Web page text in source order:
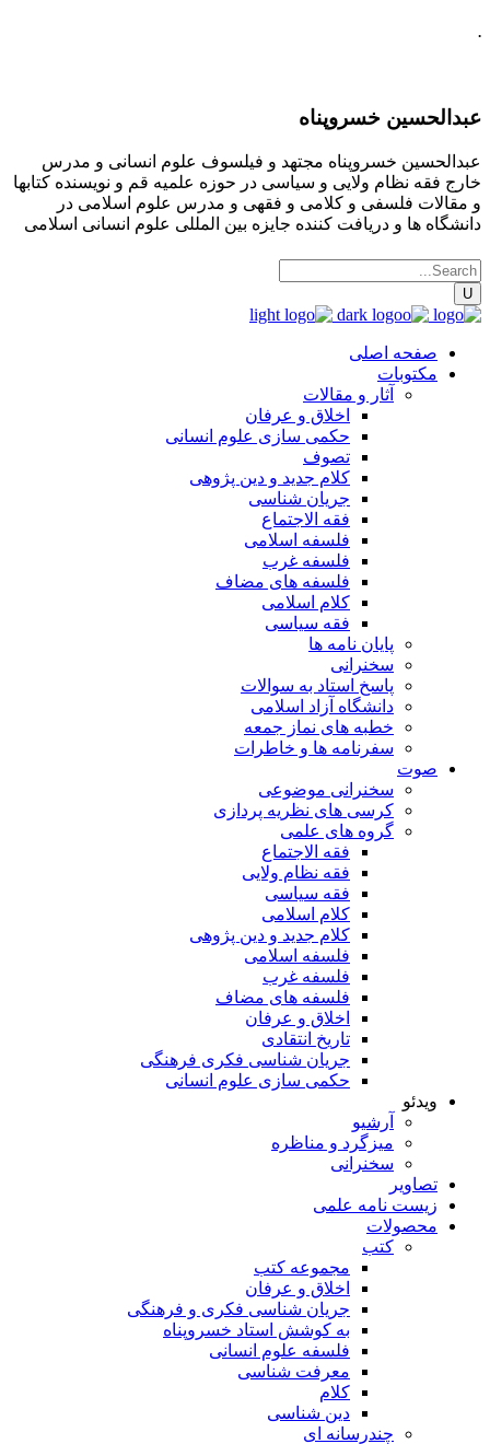
.
عبدالحسین خسروپناه
عبدالحسین خسروپناه مجتهد و فیلسوف علوم انسانی و مدرس
خارج فقه نظام ولایی و سیاسی در حوزه علمیه قم و نویسنده کتابها
و مقالات فلسفی و کلامی و فقهی و مدرس علوم اسلامی در
دانشگاه ها و دریافت کننده جایزه بین المللی علوم انسانی اسلامی
صفحه اصلی
مکتوبات
آثار و مقالات
اخلاق و عرفان
حکمی سازی علوم انسانی
تصوف
کلام جدید و دین پژوهی
جریان شناسی
فقه الاجتماع
فلسفه اسلامی
فلسفه غرب
فلسفه های مضاف
کلام اسلامی
فقه سیاسی
پایان نامه ها
سخنرانی
پاسخ استاد به سوالات
دانشگاه آزاد اسلامی
خطبه های نماز جمعه
سفرنامه ها و خاطرات
صوت
سخنرانی موضوعی
کرسی های نظریه پردازی
گروه های علمی
فقه الاجتماع
فقه نظام ولایی
فقه سیاسی
کلام اسلامی
کلام جدید و دین پژوهی
فلسفه اسلامی
فلسفه غرب
فلسفه های مضاف
اخلاق و عرفان
تاریخ انتقادی
جریان شناسی فکری فرهنگی
حکمی سازی علوم انسانی
ویدئو
آرشیو
میزگرد و مناظره
سخنرانی
تصاویر
زیست نامه علمی
محصولات
کتب
مجموعه کتب
اخلاق و عرفان
جریان شناسی فکری و فرهنگی
به کوشش استاد خسروپناه
فلسفه علوم انسانی
معرفت شناسی
کلام
دین شناسی
چندرسانه ای